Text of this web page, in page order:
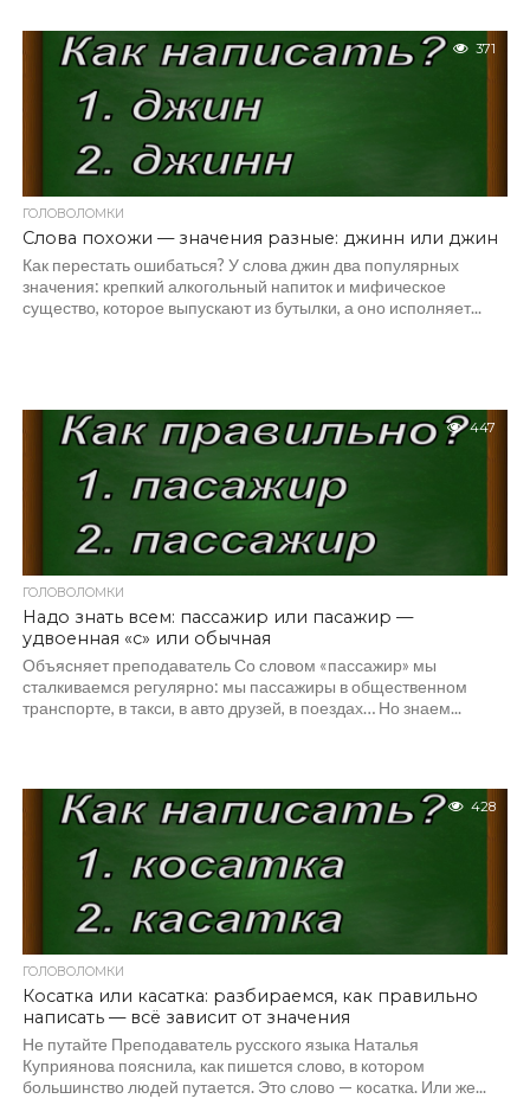
371
ГОЛОВОЛОМКИ
Слова похожи — значения разные: джинн или джин
Как перестать ошибаться? У слова джин два популярных
значения: крепкий алкогольный напиток и мифическое
существо, которое выпускают из бутылки, а оно исполняет...
447
ГОЛОВОЛОМКИ
Надо знать всем: пассажир или пасажир —
удвоенная «с» или обычная
Объясняет преподаватель Со словом «пассажир» мы
сталкиваемся регулярно: мы пассажиры в общественном
транспорте, в такси, в авто друзей, в поездах… Но знаем...
428
ГОЛОВОЛОМКИ
Косатка или касатка: разбираемся, как правильно
написать — всё зависит от значения
Не путайте Преподаватель русского языка Наталья
Куприянова пояснила, как пишется слово, в котором
большинство людей путается. Это слово — косатка. Или же...